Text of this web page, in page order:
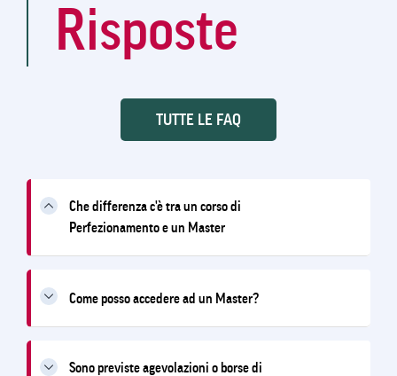
Risposte
TUTTE LE FAQ
Che differenza c'è tra un corso di
Perfezionamento e un Master
Come posso accedere ad un Master?
Sono previste agevolazioni o borse di